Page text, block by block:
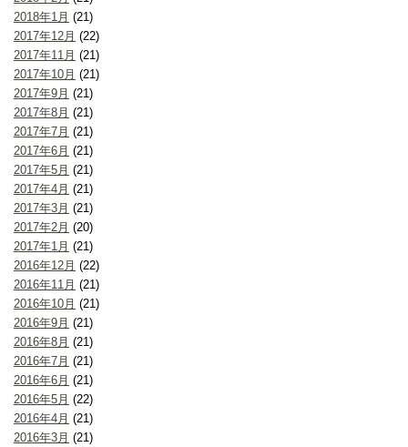
2018年1月 (21)
2017年12月 (22)
2017年11月 (21)
2017年10月 (21)
2017年9月 (21)
2017年8月 (21)
2017年7月 (21)
2017年6月 (21)
2017年5月 (21)
2017年4月 (21)
2017年3月 (21)
2017年2月 (20)
2017年1月 (21)
2016年12月 (22)
2016年11月 (21)
2016年10月 (21)
2016年9月 (21)
2016年8月 (21)
2016年7月 (21)
2016年6月 (21)
2016年5月 (22)
2016年4月 (21)
2016年3月 (21)